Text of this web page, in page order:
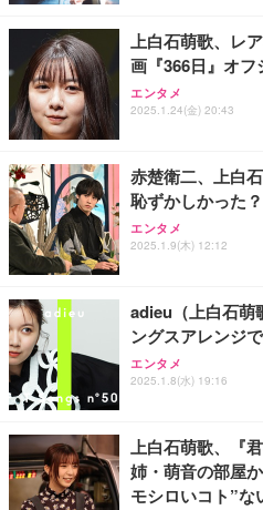
エレコム VESAマウ
ター用 VESA規格対
エレコム モニター
0kg ガススプリング
ニター対応 ブラック
【整備済み品】 ゲ
型 UNITCOM biz-h
0 8G - 32GBメモリ
【整備済み品】Dell
トップPC Core i5-
2GB+HDD1TB MS
エレコム 充電器
PPS対応 GaN II採
EC-AC10640WH
エレコム 65W 充電
応 スイング式プラ
ク EC-AC12465BK
上白石萌歌、レ
画『366日』オ
エンタメ
2025.1.24(金) 20:43
赤楚衛二、上白
恥ずかしかった
エンタメ
2025.1.9(木) 12:12
adieu（上白石萌
ングスアレンジ
エンタメ
2025.1.8(水) 19:16
上白石萌歌、『
姉・萌音の部屋
モシロいコト”な